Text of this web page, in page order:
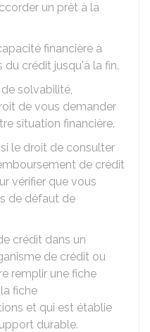
un prêt à la
financière à
crédit jusqu'à la fin.
solvabilité,
de vous demander
situation financière.
le droit de consulter
de crédit
vérifier que vous
de défaut de
crédit dans un
de crédit ou
remplir une fiche
fiche
et qui est établie
durable.